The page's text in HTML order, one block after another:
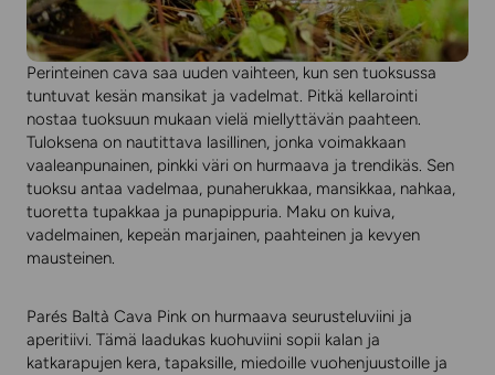
Perinteinen cava saa uuden vaihteen, kun sen tuoksussa
tuntuvat kesän mansikat ja vadelmat. Pitkä kellarointi
nostaa tuoksuun mukaan vielä miellyttävän paahteen.
Tuloksena on nautittava lasillinen, jonka voimakkaan
vaaleanpunainen, pinkki väri on hurmaava ja trendikäs. Sen
tuoksu antaa vadelmaa, punaherukkaa, mansikkaa, nahkaa,
tuoretta tupakkaa ja punapippuria. Maku on kuiva,
vadelmainen, kepeän marjainen, paahteinen ja kevyen
mausteinen.
Parés Baltà Cava Pink on hurmaava seurusteluviini ja
aperitiivi. Tämä laadukas kuohuviini sopii kalan ja
katkarapujen kera, tapaksille, miedoille vuohenjuustoille ja